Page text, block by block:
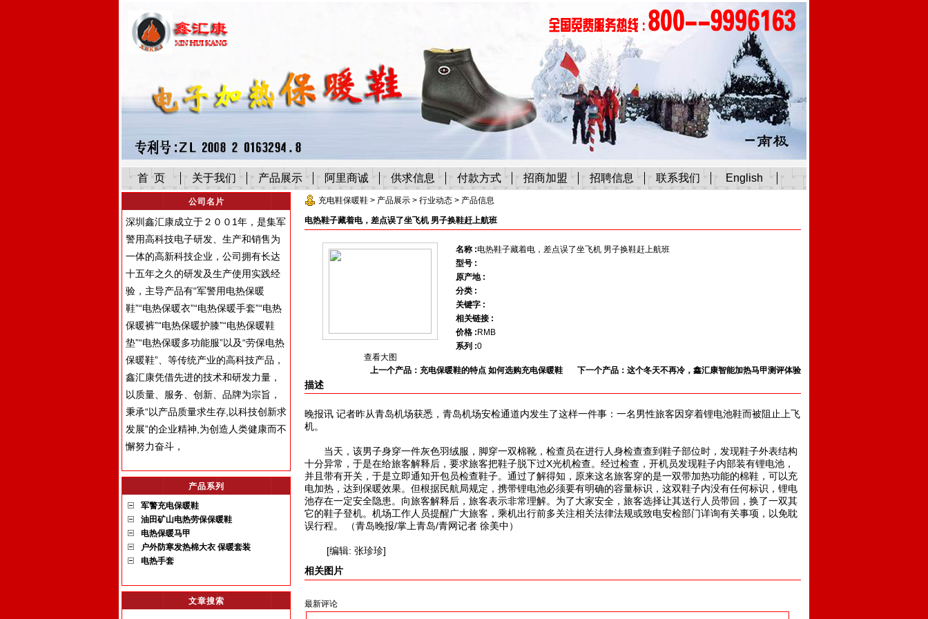
首 页 关于我们 产品展示 阿里商诚 供求信息 付款方式 招商加盟 招聘信息 联系我们 English
公司名片
深圳鑫汇康成立于２００1年，是集军
警用高科技电子研发、生产和销售为
一体的高新科技企业，公司拥有长达
十五年之久的研发及生产使用实践经
验，主导产品有“军警用电热保暖
鞋”“电热保暖衣”“电热保暖手套”“电热
保暖裤”“电热保暖护膝”“电热保暖鞋
垫”“电热保暖多功能服”以及“劳保电热
保暖鞋”、等传统产业的高科技产品，
鑫汇康凭借先进的技术和研发力量，
以质量、服务、创新、品牌为宗旨，
秉承“以产品质量求生存,以科技创新求
发展”的企业精神,为创造人类健康而不
懈努力奋斗，
产品系列
军警充电保暖鞋
油田矿山电热劳保保暖鞋
电热保暖马甲
户外防寒发热棉大衣 保暖套装
电热手套
文章搜索
充电鞋保暖鞋 > 产品展示 > 行业动态 > 产品信息
电热鞋子藏着电，差点误了坐飞机 男子换鞋赶上航班
查看大图
名称 :电热鞋子藏着电，差点误了坐飞机 男子换鞋赶上航班
型号 :
原产地 :
分类 :
关键字 :
相关链接 :
价格 : RMB
系列 :0
上一个产品：充电保暖鞋的特点 如何选购充电保暖鞋 下一个产品：这个冬天不再冷，鑫汇康智能加热马甲测评体验
描述
晚报讯 记者昨从青岛机场获悉，青岛机场安检通道内发生了这样一件事：一名男性旅客因穿着锂电池鞋而被阻止上飞
机。
当天，该男子身穿一件灰色羽绒服，脚穿一双棉靴，检查员在进行人身检查查到鞋子部位时，发现鞋子外表结构
十分异常，于是在给旅客解释后，要求旅客把鞋子脱下过X光机检查。经过检查，开机员发现鞋子内部装有锂电池，
并且带有开关，于是立即通知开包员检查鞋子。通过了解得知，原来这名旅客穿的是一双带加热功能的棉鞋，可以充
电加热，达到保暖效果。但根据民航局规定，携带锂电池必须要有明确的容量标识，这双鞋子内没有任何标识，锂电
池存在一定安全隐患。向旅客解释后，旅客表示非常理解。为了大家安全，旅客选择让其送行人员带回，换了一双其
它的鞋子登机。机场工作人员提醒广大旅客，乘机出行前多关注相关法律法规或致电安检部门详询有关事项，以免耽
误行程。 （青岛晚报/掌上青岛/青网记者 徐美中）
[编辑: 张珍珍]
相关图片
最新评论